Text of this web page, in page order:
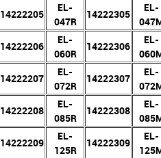
14222205
EL-
047R
14222305
EL-
14222206
EL-
060R
14222306
EL-
14222207
EL-
072R
14222307
EL-
14222208
EL-
085R
14222308
EL-
14222209
EL-
125R
14222309
EL-